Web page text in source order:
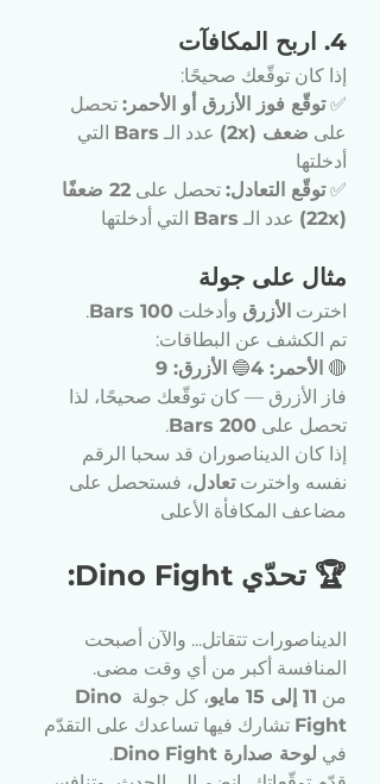
4. اربح المكافآت
إذا كان توقّعك صحيحًا:
✅ توقّع فوز الأزرق أو الأحمر: تحصل
على ضعف (2x) عدد الـ Bars التي
أدخلتها
✅ توقّع التعادل: تحصل على
22 ضعفًا
(22x)
عدد الـ Bars التي أدخلتها
مثال على جولة
اخترت الأزرق وأدخلت 100 Bars
.
تم الكشف عن البطاقات:
🔴 الأحمر: 4 🔵 الأزرق: 9
فاز الأزرق — كان توقّعك صحيحًا، لذا
تحصل على 200 Bars
.
إذا كان الديناصوران قد سحبا الرقم
نفسه واخترت تعادل، فستحصل على
مضاعف المكافأة الأعلى
🏆 تحدّي Dino Fight:
الديناصورات تتقاتل... والآن أصبحت
المنافسة أكبر من أي وقت مضى.
من 11 إلى 15 مايو ، كل جولة Dino
Fight تشارك فيها تساعدك على التقدّم
في لوحة صدارة Dino Fight
.